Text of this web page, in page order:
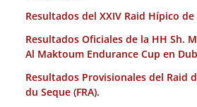
Resultados del XXIV Raid Hípico
Resultados Oficiales de la HH Sh.
Al Maktoum Endurance Cup en
Resultados Provisionales del Raid
du Seque (FRA).